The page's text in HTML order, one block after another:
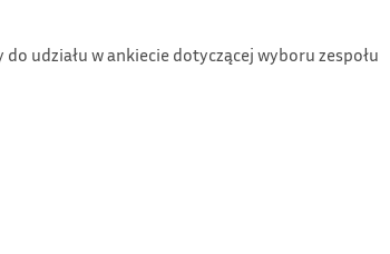
do udziału w ankiecie dotyczącej wyboru zespołu